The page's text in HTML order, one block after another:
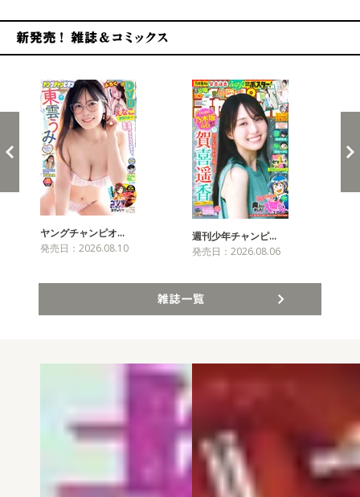
ヤングチャンピオ…
発売日：2026.08.10
週刊少年チャンピ…
発売日：2026.08.06